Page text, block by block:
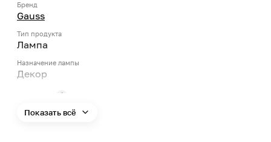
Бренд
Gauss
Тип продукта
Лампа
Назначение лампы
Декор
E27
Показать всё